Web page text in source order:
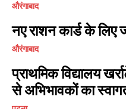
औरंगाबाद
नए राशन कार्ड के
औरंगाबाद
प्राथमिक विद्यालय
से अभिभावकों का